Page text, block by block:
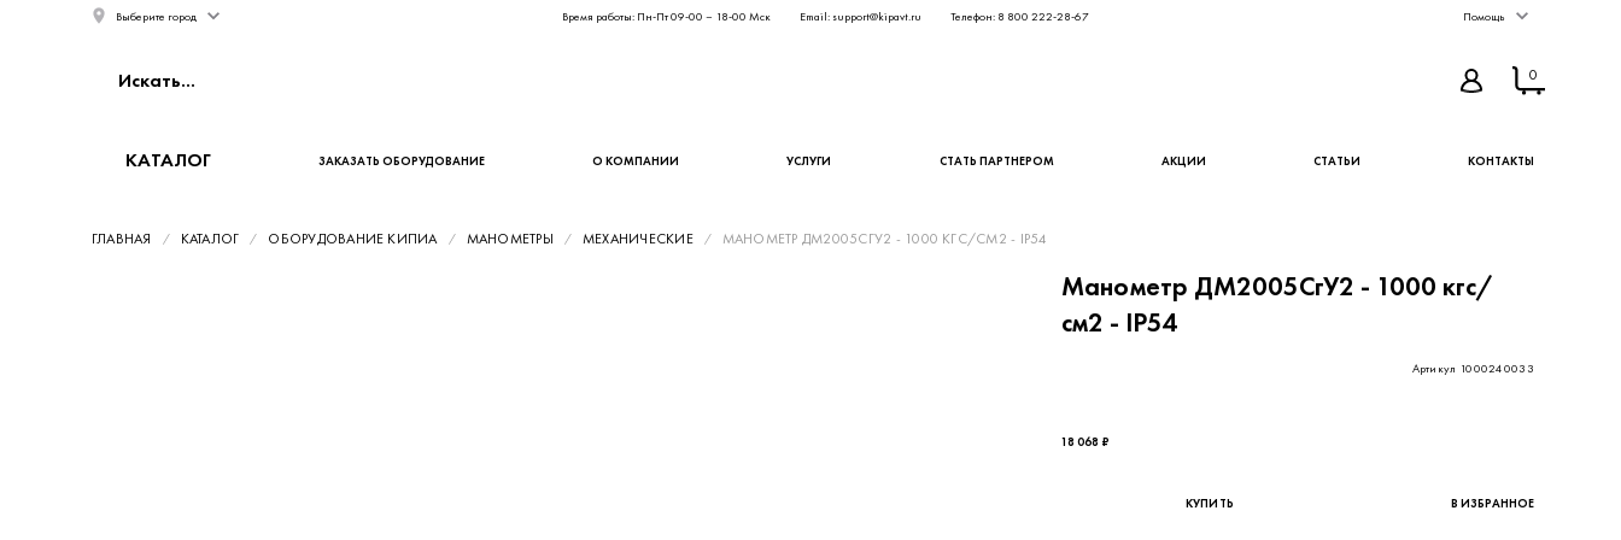
Выберите город Время работы: Пн-Пт 09-00 – 18-00 Мск Email: support@kipavt.ru Телефон: 8 800 222-28-67 Помощь
0
КАТАЛОГ ЗАКАЗАТЬ ОБОРУДОВАНИЕ О КОМПАНИИ УСЛУГИ СТАТЬ ПАРТНЕРОМ АКЦИИ СТАТЬИ КОНТАКТЫ
ГЛАВНАЯ КАТАЛОГ ОБОРУДОВАНИЕ КИПИА МАНОМЕТРЫ МЕХАНИЧЕСКИЕ МАНОМЕТР ДМ2005СГУ2 - 1000 КГС/СМ2 - IP54
Манометр ДМ2005СгУ2 - 1000 кгс/
см2 - IP54
Артикул 1000240033
14 809,84 ₽ - цена без НДС